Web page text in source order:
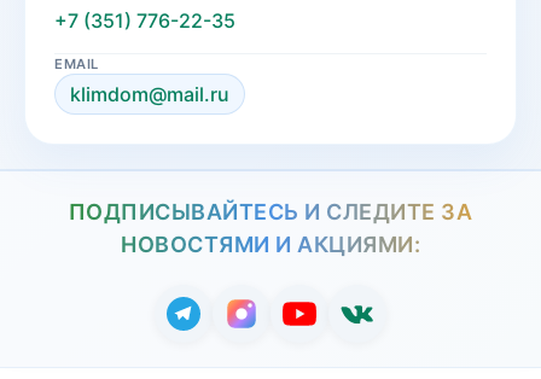
+7 (351) 776-22-35
EMAIL
klimdom@mail.ru
ПОДПИСЫВАЙТЕСЬ И СЛЕДИТЕ ЗА
НОВОСТЯМИ И АКЦИЯМИ: